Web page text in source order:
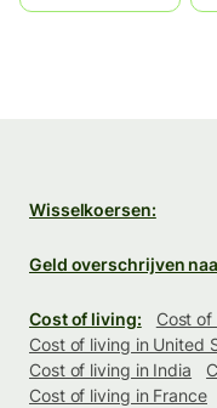
Wisselkoersen:
Geld overschrijven
Cost of living:
Cost
Cost of living in United
Cost of living in India
Cost of living in France